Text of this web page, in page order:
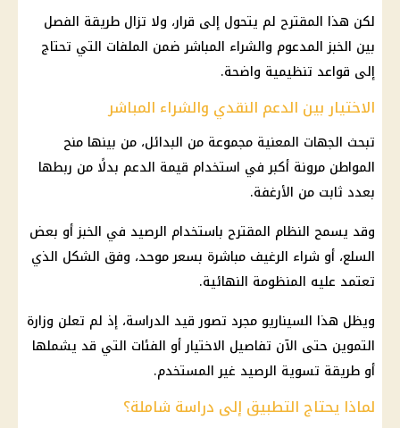
لكن هذا المقترح لم يتحول إلى قرار، ولا تزال طريقة الفصل
بين الخبز المدعوم والشراء المباشر ضمن الملفات التي تحتاج
إلى قواعد تنظيمية واضحة.
الاختيار بين الدعم النقدي والشراء المباشر
تبحث الجهات المعنية مجموعة من البدائل، من بينها منح
المواطن مرونة أكبر في استخدام قيمة الدعم بدلًا من ربطها
بعدد ثابت من الأرغفة.
وقد يسمح النظام المقترح باستخدام الرصيد في الخبز أو بعض
السلع، أو شراء الرغيف مباشرة بسعر موحد، وفق الشكل الذي
تعتمد عليه المنظومة النهائية.
ويظل هذا السيناريو مجرد تصور قيد الدراسة، إذ لم تعلن وزارة
التموين حتى الآن تفاصيل الاختيار أو الفئات التي قد يشملها
أو طريقة تسوية الرصيد غير المستخدم.
لماذا يحتاج التطبيق إلى دراسة شاملة؟